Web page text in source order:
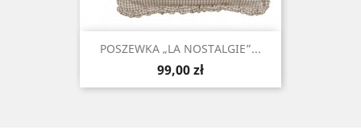
POSZEWKA „LA NOSTALGIE”...
Cena
99,00 zł